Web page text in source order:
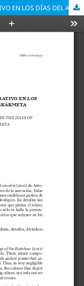
LA RELEVANCIA DEL PORMENOR NARRATIVO EN LOS DÍAS DEL ARCOÍRIS DE ANTONIO SKÁRMETA